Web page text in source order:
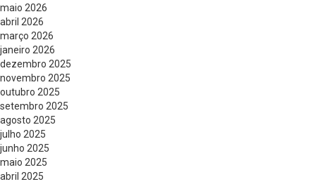
maio 2026
abril 2026
março 2026
janeiro 2026
dezembro 2025
novembro 2025
outubro 2025
setembro 2025
agosto 2025
julho 2025
junho 2025
maio 2025
abril 2025